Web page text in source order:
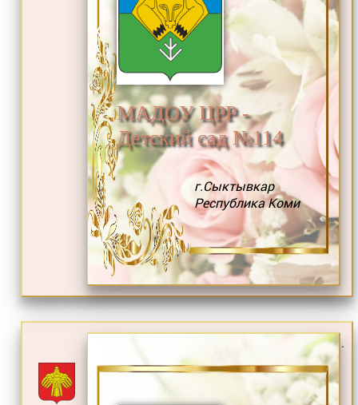
МАДОУ ЦРР -
Детский сад №114
г.Сыктывкар
Республика Коми
.